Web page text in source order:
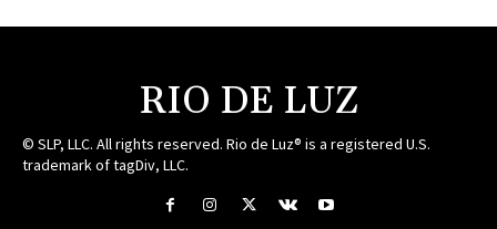
RIO DE LUZ
© SLP, LLC. All rights reserved. Rio de Luz® is a registered U.S.
trademark of tagDiv, LLC.